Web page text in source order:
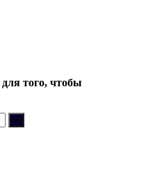
для того, чтобы